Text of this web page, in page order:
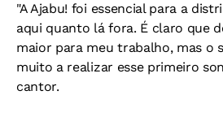
"A Ajabu! foi essencial para a
aqui quanto lá fora. É claro que
maior para meu trabalho, mas o
muito a realizar esse primeiro
cantor.